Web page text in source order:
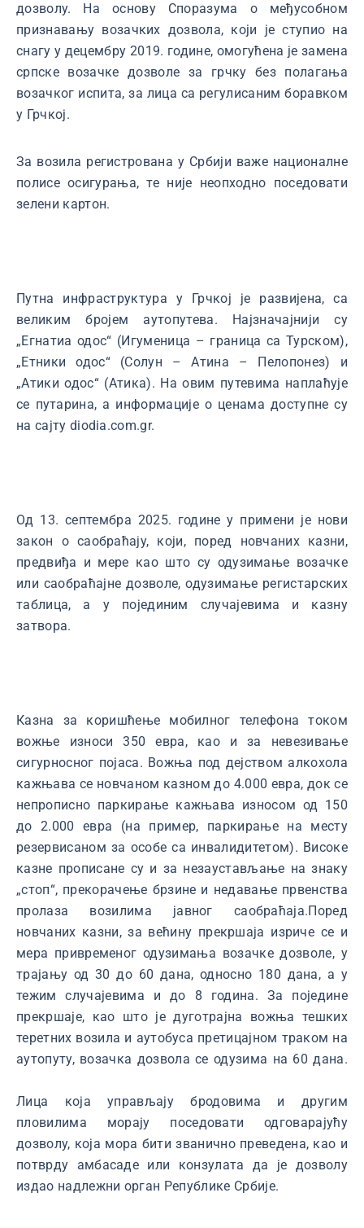
дозволу. На основу Споразума о међусобном
признавању возачких дозвола, који је ступио на
снагу у децембру 2019. године, омогућена је замена
српске возачке дозволе за грчку без полагања
возачког испита, за лица са регулисаним боравком
у Грчкој.
За возила регистрована у Србији важе националне
полисе осигурања, те није неопходно поседовати
зелени картон.
Путна инфраструктура у Грчкој је развијена, са
великим бројем аутопутева. Најзначајнији су
„Егнатиа одос“ (Игуменица – граница са Турском),
„Етники одос“ (Солун – Атина – Пелопонез) и
„Атики одос“ (Атика). На овим путевима наплаћује
се путарина, а информације о ценама доступне су
на сајту diodia.com.gr.
Од 13. септембра 2025. године у примени је нови
закон о саобраћају, који, поред новчаних казни,
предвиђа и мере као што су одузимање возачке
или саобраћајне дозволе, одузимање регистарских
таблица, а у појединим случајевима и казну
затвора.
Казна за коришћење мобилног телефона током
вожње износи 350 евра, као и за невезивање
сигурносног појаса. Вожња под дејством алкохола
кажњава се новчаном казном до 4.000 евра, док се
непрописно паркирање кажњава износом од 150
до 2.000 евра (на пример, паркирање на месту
резервисаном за особе са инвалидитетом). Високе
казне прописане су и за незаустављање на знаку
„стоп“, прекорачење брзине и недавање првенства
пролаза возилима јавног саобраћаја.Поред
новчаних казни, за већину прекршаја изриче се и
мера привременог одузимања возачке дозволе, у
трајању од 30 до 60 дана, односно 180 дана, а у
тежим случајевима и до 8 година. За поједине
прекршаје, као што је дуготрајна вожња тешких
теретних возила и аутобуса претицајном траком на
аутопуту, возачка дозвола се одузима на 60 дана.
Лица која управљају бродовима и другим
пловилима морају поседовати одговарајућу
дозволу, која мора бити званично преведена, као и
потврду амбасаде или конзулата да је дозволу
издао надлежни орган Републике Србије.